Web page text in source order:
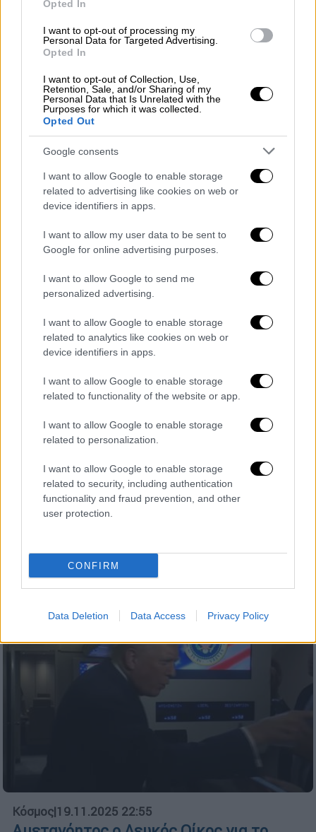
Opted In
I want to opt-out of processing my
Personal Data for Targeted Advertising.
Opted In
I want to opt-out of Collection, Use,
Retention, Sale, and/or Sharing of my
Personal Data that Is Unrelated with the
Purposes for which it was collected.
Opted Out
Google consents
I want to allow Google to enable storage
related to advertising like cookies on web or
device identifiers in apps.
I want to allow my user data to be sent to
Google for online advertising purposes.
I want to allow Google to send me
personalized advertising.
I want to allow Google to enable storage
related to analytics like cookies on web or
device identifiers in apps.
I want to allow Google to enable storage
related to functionality of the website or app.
I want to allow Google to enable storage
related to personalization.
I want to allow Google to enable storage
related to security, including authentication
functionality and fraud prevention, and other
user protection.
CONFIRM
Data Deletion Data Access Privacy Policy
Ελλάδα|19.11.2025 23:13
Θεσσαλονίκη-Σίνδος σε 11 λεπτά με 1
ευρώ: Πρεμιέρα για τα έξι νέα
δρομολόγια του Προαστιακού
Σε 17 ανέρχονται πλέον τα δρομολόγια του
Προαστιακού που συνδέουν τη Θεσσαλονίκη
με τη Σίνδο, καθώς σήμερα έκαναν πρεμιέρα
έξι νέα
Τηλεόραση | 19.11.2025 23:00
Ο Κέβιν Κόστνερ θα υποδυθεί τον Μπιλ
Κλίντον σε σειρά με επίκεντρο τον ΟΗΕ
και το Ανατολικό Τιμόρ
Η σειρά στοχεύει να δραματοποιήσει
ιστορίες θάρρους και αυτοθυσίας από το
ανά τον κόσμο
Κόσμος|19.11.2025 22:55